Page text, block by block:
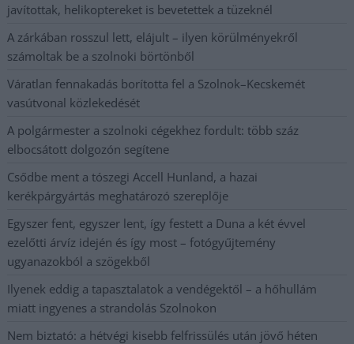
javítottak, helikoptereket is bevetettek a tüzeknél
A zárkában rosszul lett, elájult – ilyen körülményekről
számoltak be a szolnoki börtönből
Váratlan fennakadás borította fel a Szolnok–Kecskemét
vasútvonal közlekedését
A polgármester a szolnoki cégekhez fordult: több száz
elbocsátott dolgozón segítene
Csődbe ment a tószegi Accell Hunland, a hazai
kerékpárgyártás meghatározó szereplője
Egyszer fent, egyszer lent, így festett a Duna a két évvel
ezelőtti árvíz idején és így most – fotógyűjtemény
ugyanazokból a szögekből
Ilyenek eddig a tapasztalatok a vendégektől – a hőhullám
miatt ingyenes a strandolás Szolnokon
Nem biztató: a hétvégi kisebb felfrissülés után jövő héten